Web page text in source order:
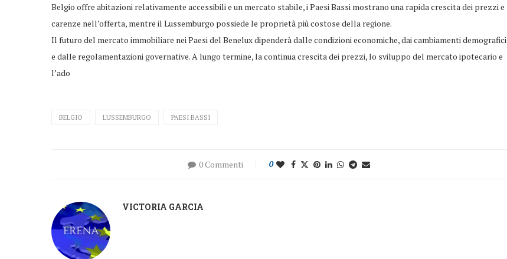
Belgio offre abitazioni relativamente accessibili e un mercato stabile, i Paesi Bassi mostrano una rapida crescita dei prezzi e
carenze nell’offerta, mentre il Lussemburgo possiede le proprietà più costose della regione.
Il futuro del mercato immobiliare nei Paesi del Benelux dipenderà dalle condizioni economiche, dai cambiamenti demografici
e dalle regolamentazioni governative. A lungo termine, la continua crescita dei prezzi, lo sviluppo del mercato ipotecario e
l’ado
BELGIO LUSSEMBURGO PAESI BASSI
0 Commenti 0
VICTORIA GARCIA